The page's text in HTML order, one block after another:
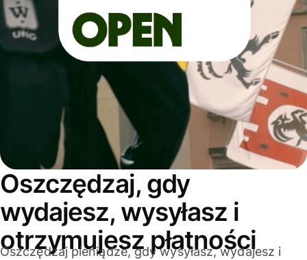
Oszczędzaj, gdy
wydajesz, wysyłasz i
otrzymujesz płatności
Oszczędzaj pieniądze, gdy wysyłasz, wydajesz i